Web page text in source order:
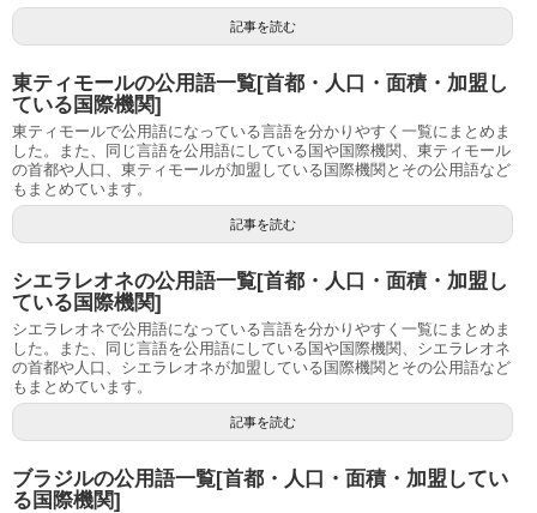
記事を読む
東ティモールの公用語一覧[首都・人口・面積・加盟し
ている国際機関]
東ティモールで公用語になっている言語を分かりやすく一覧にまとめま
した。また、同じ言語を公用語にしている国や国際機関、東ティモール
の首都や人口、東ティモールが加盟している国際機関とその公用語など
もまとめています。
記事を読む
シエラレオネの公用語一覧[首都・人口・面積・加盟し
ている国際機関]
シエラレオネで公用語になっている言語を分かりやすく一覧にまとめま
した。また、同じ言語を公用語にしている国や国際機関、シエラレオネ
の首都や人口、シエラレオネが加盟している国際機関とその公用語など
もまとめています。
記事を読む
ブラジルの公用語一覧[首都・人口・面積・加盟してい
る国際機関]